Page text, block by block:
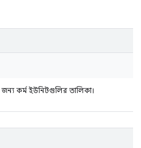
কর্ম ইউনিটগুলির তালিকা।